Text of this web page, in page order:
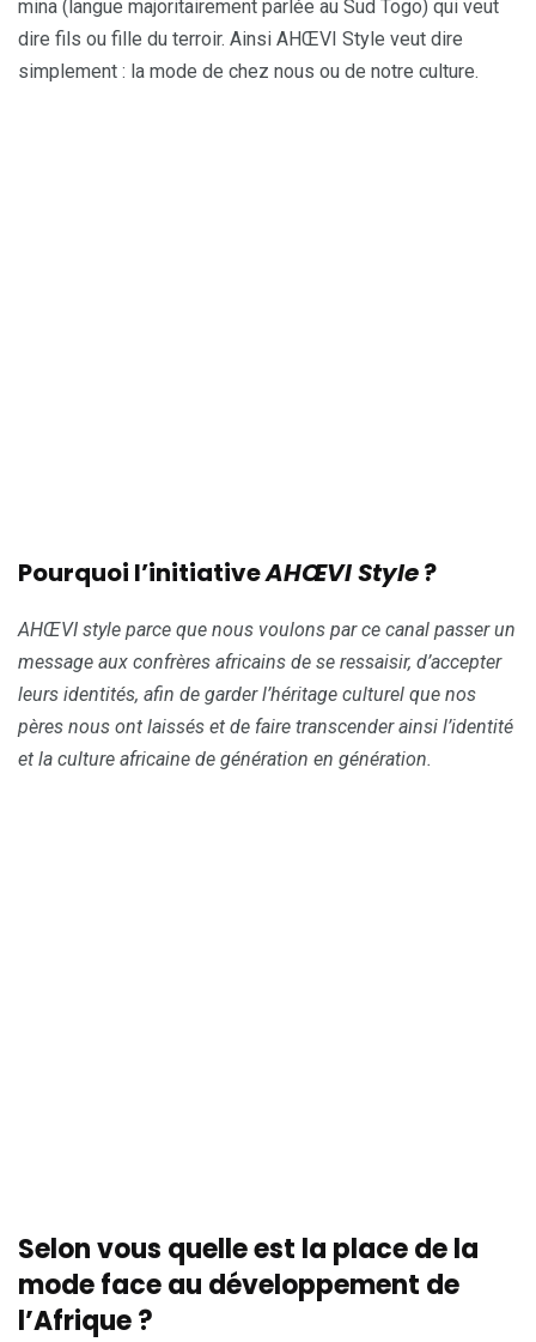
mina (langue majoritairement parlée au Sud Togo) qui veut
dire fils ou fille du terroir. Ainsi AHŒVI Style veut dire
simplement : la mode de chez nous ou de notre culture.
Pourquoi l’initiativeAHŒVI Style?
AHŒVI style parce que nous voulons par ce canal passer un
message aux confrères africains de se ressaisir, d’accepter
leurs identités, afin de garder l’héritage culturel que nos
pères nous ont laissés et de faire transcender ainsi l’identité
et la culture africaine de génération en génération.
Selon vous quelle est la place de la
mode face au développement de
l’Afrique ?